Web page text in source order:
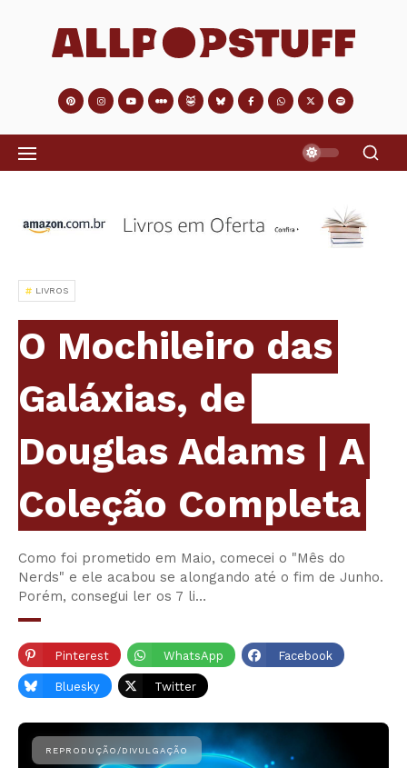
LIVROS
O Mochileiro das
Galáxias, de
Douglas Adams | A
Coleção Completa
Como foi prometido em Maio, comecei o "Mês do
Nerds" e ele acabou se alongando até o fim de Junho.
Porém, consegui ler os 7 li…
Pinterest WhatsApp Facebook
Bluesky Twitter